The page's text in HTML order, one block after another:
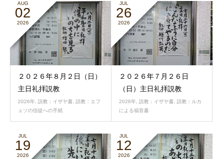
AUG
02
2026
２０２６年８月２日（日）
主日礼拝説教
2026年, 説教：イザヤ書, 説教：エフ
ェソの信徒への手紙
JUL
26
2026
２０２６年７月２６日
（日）主日礼拝説教
2026年, 説教：イザヤ書, 説教：ルカ
による福音書
JUL
19
2026
JUL
12
2026